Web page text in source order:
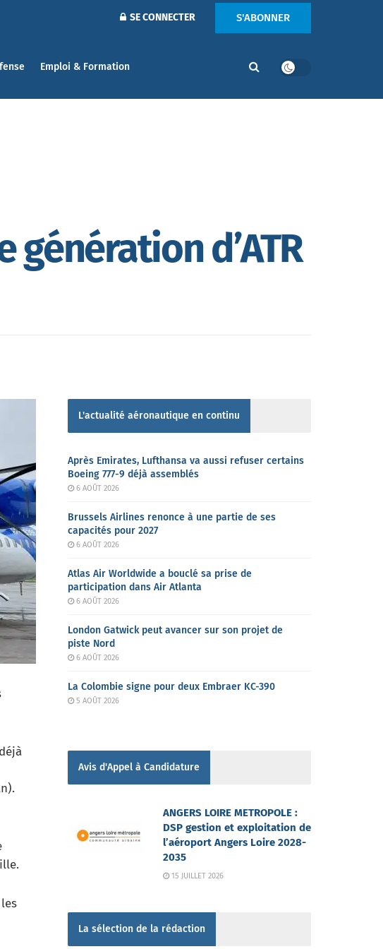
SE CONNECTER S'ABONNER
Emploi & Formation
d’ATR
L'actualité aéronautique en continu
Après Emirates, Lufthansa va aussi refuser certains
Boeing 777-9 déjà assemblés
6 AOÛT 2026
Brussels Airlines renonce à une partie de ses
capacités pour 2027
6 AOÛT 2026
Atlas Air Worldwide a bouclé sa prise de
participation dans Air Atlanta
6 AOÛT 2026
London Gatwick peut avancer sur son projet de
piste Nord
6 AOÛT 2026
La Colombie signe pour deux Embraer KC-390
5 AOÛT 2026
Avis d'Appel à Candidature
ANGERS LOIRE METROPOLE :
DSP gestion et exploitation de
l’aéroport Angers Loire 2028-
2035
15 JUILLET 2026
La sélection de la rédaction